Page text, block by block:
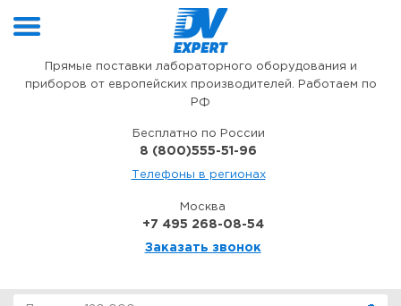
Прямые поставки лабораторного оборудования и
приборов от европейских производителей. Работаем по
РФ
Бесплатно по России
8 (800)555-51-96
Телефоны в регионах
Москва
+7 495 268-08-54
Заказать звонок